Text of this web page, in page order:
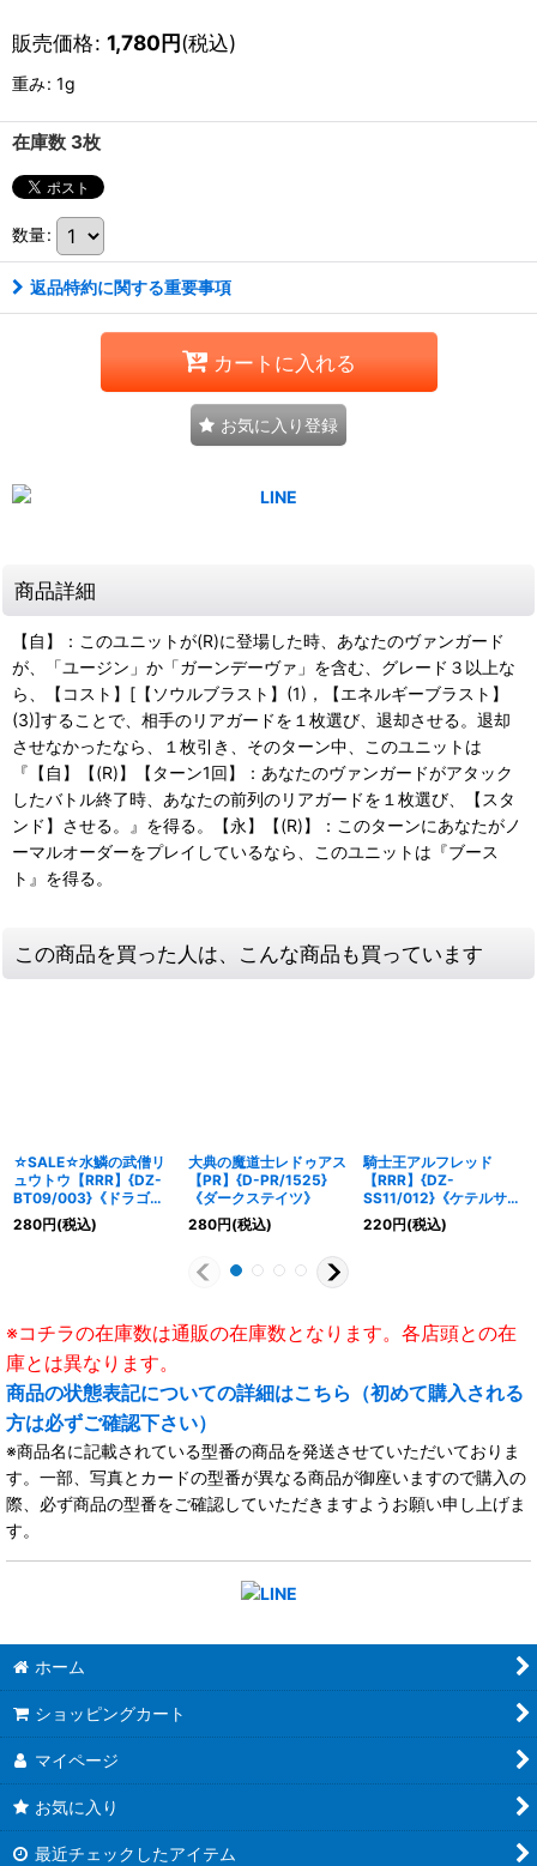
販売価格: 1,780円(税込)
重み: 1g
在庫数 3枚
数量:
返品特約に関する重要事項
カートに入れる
お気に入り登録
商品詳細
【自】：このユニットが(R)に登場した時、あなたのヴァンガード
が、「ユージン」か「ガーンデーヴァ」を含む、グレード３以上な
ら、【コスト】[【ソウルブラスト】(1)，【エネルギーブラスト】
(3)]することで、相手のリアガードを１枚選び、退却させる。退却
させなかったなら、１枚引き、そのターン中、このユニットは
『【自】【(R)】【ターン1回】：あなたのヴァンガードがアタック
したバトル終了時、あなたの前列のリアガードを１枚選び、【スタ
ンド】させる。』を得る。【永】【(R)】：このターンにあなたがノ
ーマルオーダーをプレイしているなら、このユニットは『ブース
ト』を得る。
この商品を買った人は、こんな商品も買っています
☆SALE☆水鱗の武僧リ
ュウトウ【RRR】{DZ-
BT09/003}《ドラゴン
エンパイア》
280円(税込)
大典の魔道士レドゥアス
【PR】{D-PR/1525}
《ダークステイツ》
280円(税込)
騎士王アルフレッド
【RRR】{DZ-
SS11/012}《ケテルサン
クチュアリ》
220円(税込)
※コチラの在庫数は通販の在庫数となります。各店頭との在
庫とは異なります。
商品の状態表記についての詳細はこちら（初めて購入される
方は必ずご確認下さい）
※商品名に記載されている型番の商品を発送させていただいておりま
す。一部、写真とカードの型番が異なる商品が御座いますので購入の
際、必ず商品の型番をご確認していただきますようお願い申し上げま
す。
ホーム
ショッピングカート
マイページ
お気に入り
最近チェックしたアイテム